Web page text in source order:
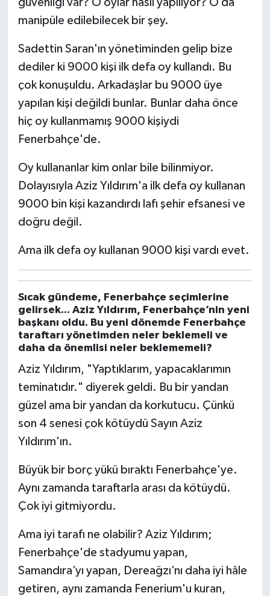
güvenliği var? O oylar nasıl yapılıyor? O da
manipüle edilebilecek bir şey.
Sadettin Saran'ın yönetiminden gelip bize
dediler ki 9000 kişi ilk defa oy kullandı. Bu
çok konuşuldu. Arkadaşlar bu 9000 üye
yapılan kişi değildi bunlar. Bunlar daha önce
hiç oy kullanmamış 9000 kişiydi
Fenerbahçe'de.
Oy kullananlar kim onlar bile bilinmiyor.
Dolayısıyla Aziz Yıldırım'a ilk defa oy kullanan
9000 bin kişi kazandırdı lafı şehir efsanesi ve
doğru değil.
Ama ilk defa oy kullanan 9000 kişi vardı evet.
Sıcak gündeme, Fenerbahçe seçimlerine
gelirsek... Aziz Yıldırım, Fenerbahçe’nin yeni
başkanı oldu. Bu yeni dönemde Fenerbahçe
taraftarı yönetimden neler beklemeli ve
daha da önemlisi neler beklememeli?
Aziz Yıldırım, "Yaptıklarım, yapacaklarımın
teminatıdır." diyerek geldi. Bu bir yandan
güzel ama bir yandan da korkutucu. Çünkü
son 4 senesi çok kötüydü Sayın Aziz
Yıldırım'ın.
Büyük bir borç yükü bıraktı Fenerbahçe'ye.
Aynı zamanda taraftarla arası da kötüydü.
Çok iyi gitmiyordu.
Ama iyi tarafı ne olabilir? Aziz Yıldırım;
Fenerbahçe'de stadyumu yapan,
Samandıra’yı yapan, Dereağzı’nı daha iyi hâle
getiren, aynı zamanda Fenerium'u kuran,